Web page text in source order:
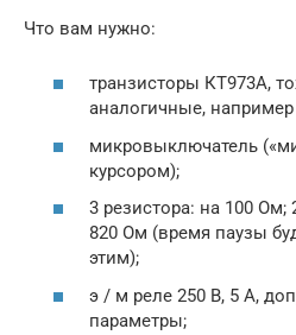
Что вам нужно:
транзисторы КТ973А,
аналогичные, например
микровыключатель
курсором);
3 резистора: на 100
820 Ом (время паузы
этим);
э / м реле 250 В, 5 А,
параметры;